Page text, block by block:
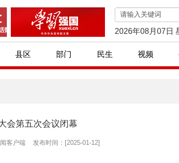
2026年08月07日
县区 部门 民生 视频
会第五次会议闭幕
客户端 发布时间：[2025-01-12]